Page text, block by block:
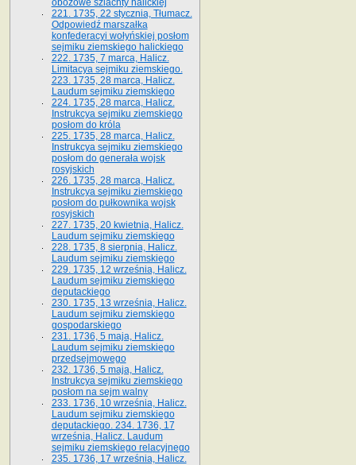
obozowe szlachty halickiej
221. 1735, 22 stycznia, Tłumacz.
Odpowiedź marszałka
konfederacyi wołyńskiej posłom
sejmiku ziemskiego halickiego
222. 1735, 7 marca, Halicz.
Limitacya sejmiku ziemskiego.
223. 1735, 28 marca, Halicz.
Laudum sejmiku ziemskiego
224. 1735, 28 marca, Halicz.
Instrukcya sejmiku ziemskiego
posłom do króla
225. 1735, 28 marca, Halicz.
Instrukcya sejmiku ziemskiego
posłom do generała wojsk
rosyjskich
226. 1735, 28 marca, Halicz.
Instrukcya sejmiku ziemskiego
posłom do pułkownika wojsk
rosyjskich
227. 1735, 20 kwietnia, Halicz.
Laudum sejmiku ziemskiego
228. 1735, 8 sierpnia, Halicz.
Laudum sejmiku ziemskiego
229. 1735, 12 września, Halicz.
Laudum sejmiku ziemskiego
deputackiego
230. 1735, 13 września, Halicz.
Laudum sejmiku ziemskiego
gospodarskiego
231. 1736, 5 maja, Halicz.
Laudum sejmiku ziemskiego
przedsejmowego
232. 1736, 5 maja, Halicz.
Instrukcya sejmiku ziemskiego
posłom na sejm walny
233. 1736, 10 września, Halicz.
Laudum sejmiku ziemskiego
deputackiego. 234. 1736, 17
września, Halicz. Laudum
sejmiku ziemskiego relacyjnego
235. 1736, 17 września, Halicz.